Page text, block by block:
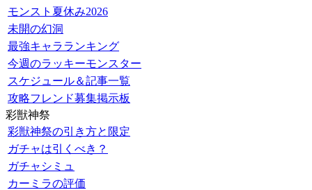
モンスト夏休み2026
未開の幻洞
最強キャラランキング
今週のラッキーモンスター
スケジュール＆記事一覧
攻略フレンド募集掲示板
彩獣神祭
彩獣神祭の引き方と限定
ガチャは引くべき？
ガチャシミュ
カーミラの評価